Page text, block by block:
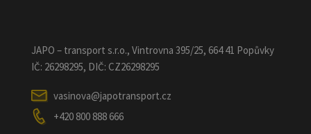
JAPO – transport s.r.o., Vintrovna 395/25, 664 41 Popůvky
IČ: 26298295, DIČ: CZ26298295
vasinova@japotransport.cz
+420 800 888 666